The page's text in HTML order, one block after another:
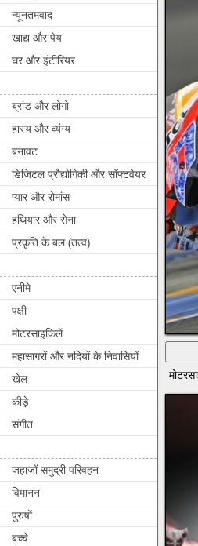
न्यूनतमवाद
खाद्य और पेय
घर और इंटीरियर
ब्रांड और लोगो
हास्य और व्यंग्य
बनावट
डिजिटल प्रौद्योगिकी और सॉफ्टवेयर
प्यार और रोमांस
हथियार और सेना
प्रकृति के बल (तत्व)
एनीमे
पक्षी
मोटरसाइकिलें
महासागरों और नदियों के निवासियों
खेल
कीड़े
संगीत
जहाजों समुद्री परिवहन
विमानन
पुरुषों
बच्चे